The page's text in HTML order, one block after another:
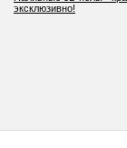
эксклюзивно!